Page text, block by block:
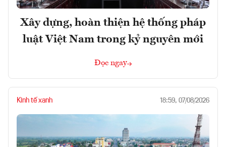
Xây dựng, hoàn thiện hệ thống pháp
luật Việt Nam trong kỷ nguyên mới
Đọc ngay
Kinh tế xanh 18:59, 07/08/2026